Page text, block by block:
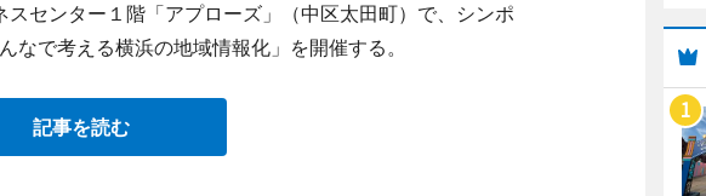
センター１階「アプローズ」（中区太田町）で、シンポ
で考える横浜の地域情報化」を開催する。
記事を読む